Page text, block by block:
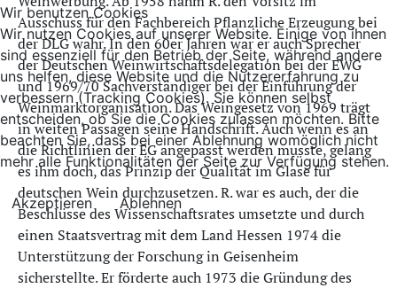
Ausschuss für den Fachbereich Pflanzliche Erzeugung bei
der DLG wahr. In den 60er Jahren war er auch Sprecher
der Deutschen Weinwirtschaftsdelegation bei der EWG
und 1969/70 Sachverständiger bei der Einführung der
Weinmarktorganisation. Das Weingesetz von 1969 trägt
in weiten Passagen seine Handschrift. Auch wenn es an
die Richtlinien der EG angepasst werden musste, gelang
es ihm doch, das Prinzip der Qualität im Glase für
deutschen Wein durchzusetzen. R. war es auch, der die
Beschlüsse des Wissenschaftsrates umsetzte und durch
einen Staatsvertrag mit dem Land Hessen 1974 die
Unterstützung der Forschung in Geisenheim
sicherstellte. Er förderte auch 1973 die Gründung des
Wir benutzen Cookies
Wir nutzen Cookies auf unserer Website. Einige von ihnen
sind essenziell für den Betrieb der Seite, während andere
uns helfen, diese Website und die Nutzererfahrung zu
verbessern (Tracking Cookies). Sie können selbst
entscheiden, ob Sie die Cookies zulassen möchten. Bitte
beachten Sie, dass bei einer Ablehnung womöglich nicht
mehr alle Funktionalitäten der Seite zur Verfügung stehen.
Akzeptieren Ablehnen